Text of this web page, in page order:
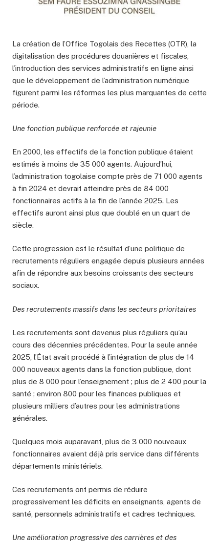
La création de l’Office Togolais des Recettes (OTR), la
digitalisation des procédures douanières et fiscales,
l’introduction des services administratifs en ligne ainsi
que le développement de l’administration numérique
figurent parmi les réformes les plus marquantes de cette
période.
Une fonction publique renforcée et rajeunie
En 2000, les effectifs de la fonction publique étaient
estimés à moins de 35 000 agents. Aujourd’hui,
l’administration togolaise compte près de 71 000 agents
à fin 2024 et devrait atteindre près de 84 000
fonctionnaires actifs à la fin de l’année 2025. Les
effectifs auront ainsi plus que doublé en un quart de
siècle.
Cette progression est le résultat d’une politique de
recrutements réguliers engagée depuis plusieurs années
afin de répondre aux besoins croissants des secteurs
sociaux.
Des recrutements massifs dans les secteurs prioritaires
Les recrutements sont devenus plus réguliers qu’au
cours des décennies précédentes. Pour la seule année
2025, l’État avait procédé à l’intégration de plus de 14
000 nouveaux agents dans la fonction publique, dont
plus de 8 000 pour l’enseignement ; plus de 2 400 pour la
santé ; environ 800 pour les finances publiques et
plusieurs milliers d’autres pour les administrations
générales.
Quelques mois auparavant, plus de 3 000 nouveaux
fonctionnaires avaient déjà pris service dans différents
départements ministériels.
Ces recrutements ont permis de réduire
progressivement les déficits en enseignants, agents de
santé, personnels administratifs et cadres techniques.
Une amélioration progressive des carrières et des